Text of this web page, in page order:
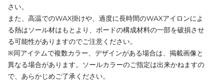
さい。
また、高温でのWAX掛けや、過度に長時間のWAXアイロンによ
る熱はソール材はもとより、ボードの構成材料の一部を破損させ
る可能性がありますのでご注意ください。
※同アイテムで複数カラー、デザインがある場合は、掲載画像と
異なる場合があります。ソールカラーのご指定は出来かねますの
で、あらかじめご了承ください。